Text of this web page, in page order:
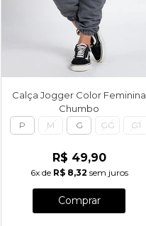
Calça Jogger Color Feminina
Chumbo
P M G GG G1
R$ 49,90
6xde R$ 8,32 sem juros
Comprar